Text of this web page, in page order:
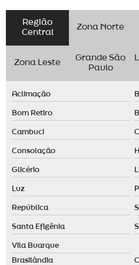
Criação de aromas personalizados
Desenvolvimento de aromas para
Desenvolvimento de aromas
Desenvolvimento de fragrância
Desodorante de ambiente
Desodorizador de ambiente
Desodorizador de ambiente spray
Desodorizador elétrico
Difusor ambiente elétrico
Difusor aromas elétrico
Difusor de ambiente automático
Difusor de ambiente grande
Região
Central
Zona Norte
Zona Leste
Grande São
Paulo
Aclimação
Bom Retiro
Cambuci
Consolação
Glicério
Luz
República
Santa Efigênia
Vila Buarque
Brasilândia